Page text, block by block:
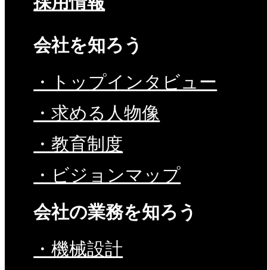
会社を知ろう
・トップインタビュー
・求める人物像
・教育制度
・ビジョンマップ
会社の業務を知ろう
・機械設計